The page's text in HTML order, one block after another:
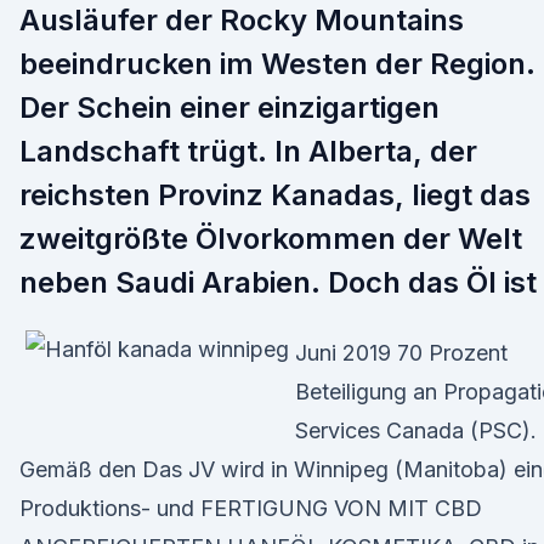
Ausläufer der Rocky Mountains
beeindrucken im Westen der Region.
Der Schein einer einzigartigen
Landschaft trügt. In Alberta, der
reichsten Provinz Kanadas, liegt das
zweitgrößte Ölvorkommen der Welt
neben Saudi Arabien. Doch das Öl ist
Juni 2019 70 Prozent
Beteiligung an
Services Canada (PSC).
Gemäß den Das JV wird in Winnipeg (Manitoba)
Produktions- und FERTIGUNG VON MIT CBD